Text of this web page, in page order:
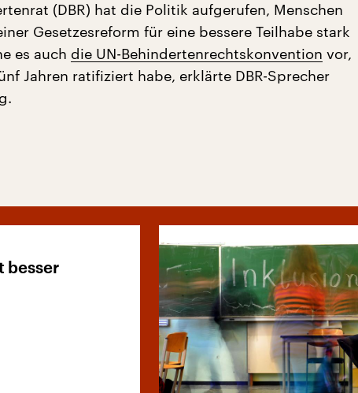
(DBR) hat die Politik aufgerufen, Menschen
Gesetzesreform für eine bessere Teilhabe stark
es auch die UN-Behindertenrechtskonvention vor,
Jahren ratifiziert habe, erklärte DBR-Sprecher
besser